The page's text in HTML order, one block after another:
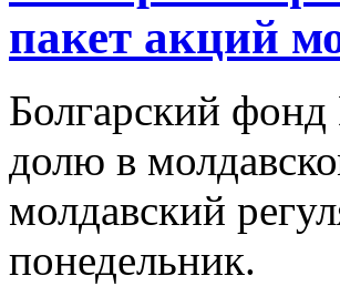
пакет акций
Болгарский
долю в
молдавский
понедельник.